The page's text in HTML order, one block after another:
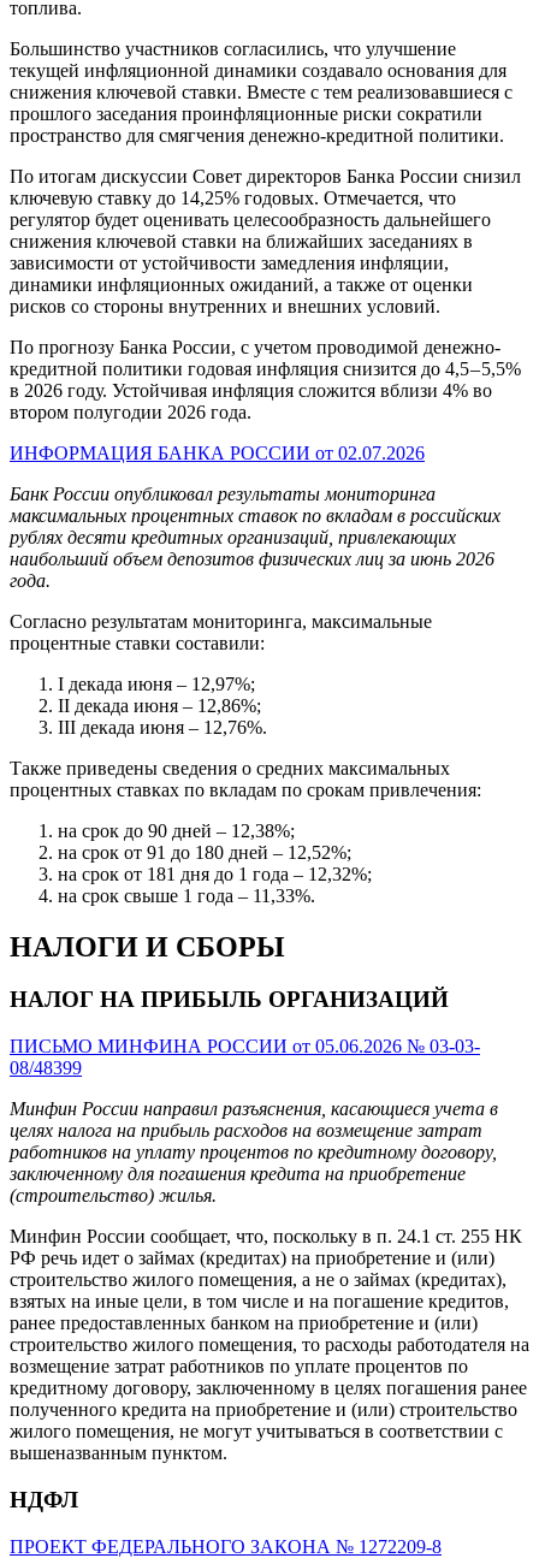
топлива.
Большинство участников согласились, что улучшение
текущей инфляционной динамики создавало основания для
снижения ключевой ставки. Вместе с тем реализовавшиеся с
прошлого заседания проинфляционные риски сократили
пространство для смягчения денежно-кредитной политики.
По итогам дискуссии Совет директоров Банка России снизил
ключевую ставку до 14,25% годовых. Отмечается, что
регулятор будет оценивать целесообразность дальнейшего
снижения ключевой ставки на ближайших заседаниях в
зависимости от устойчивости замедления инфляции,
динамики инфляционных ожиданий, а также от оценки
рисков со стороны внутренних и внешних условий.
По прогнозу Банка России, с учетом проводимой денежно-
кредитной политики годовая инфляция снизится до 4,5 – 5,5%
в 2026 году. Устойчивая инфляция сложится вблизи 4% во
втором полугодии 2026 года.
ИНФОРМАЦИЯ БАНКА РОССИИ от 02.07.2026
Банк России опубликовал результаты мониторинга
максимальных процентных ставок по вкладам в российских
рублях десяти кредитных организаций, привлекающих
наибольший объем депозитов физических лиц за июнь 2026
года.
Согласно результатам мониторинга, максимальные
процентные ставки составили:
I декада июня – 12,97%;
II декада июня – 12,86%;
III декада июня – 12,76%.
Также приведены сведения о средних максимальных
процентных ставках по вкладам по срокам привлечения:
на срок до 90 дней – 12,38%;
на срок от 91 до 180 дней – 12,52%;
на срок от 181 дня до 1 года – 12,32%;
на срок свыше 1 года – 11,33%.
НАЛОГИ И СБОРЫ
НАЛОГ НА ПРИБЫЛЬ ОРГАНИЗАЦИЙ
ПИСЬМО МИНФИНА РОССИИ от 05.06.2026 № 03-03-
08/48399
Минфин России направил разъяснения, касающиеся учета в
целях налога на прибыль расходов на возмещение затрат
работников на уплату процентов по кредитному договору,
заключенному для погашения кредита на приобретение
(строительство) жилья.
Минфин России сообщает, что, поскольку в п. 24.1 ст. 255 НК
РФ речь идет о займах (кредитах) на приобретение и (или)
строительство жилого помещения, а не о займах (кредитах),
взятых на иные цели, в том числе и на погашение кредитов,
ранее предоставленных банком на приобретение и (или)
строительство жилого помещения, то расходы работодателя на
возмещение затрат работников по уплате процентов по
кредитному договору, заключенному в целях погашения ранее
полученного кредита на приобретение и (или) строительство
жилого помещения, не могут учитываться в соответствии с
вышеназванным пунктом.
НДФЛ
ПРОЕКТ ФЕДЕРАЛЬНОГО ЗАКОНА № 1272209-8